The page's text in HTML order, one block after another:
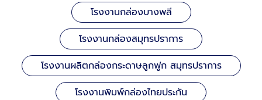
โรงงานกล่องบางพลี
โรงงานกล่องสมุทรปราการ
โรงงานผลิตกล่องกระดาษลูกฟูก สมุทรปราการ
โรงงานพิมพ์กล่องไทยประกัน